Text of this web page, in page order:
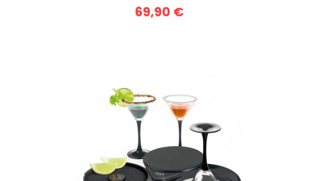
69,90 €